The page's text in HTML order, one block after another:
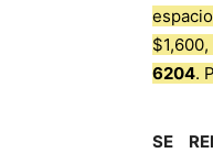
6204.
SE